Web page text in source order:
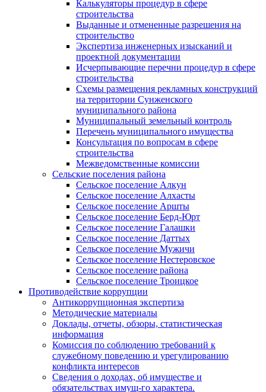
Калькуляторы процедур в сфере
строительства
Выданные и отмененные разрешения на
строительство
Экспертиза инженерных изысканий и
проектной документации
Исчерпывающие перечни процедур в сфере
строительства
Схемы размещения рекламных конструкций
на территории Сунженского
муниципального района
Муниципальный земельный контроль
Перечень муниципального имущества
Консультация по вопросам в сфере
строительства
Межведомственные комиссии
Сельские поселения района
Сельское поселение Алкун
Сельское поселение Алхасты
Сельское поселение Аршты
Сельское поселение Берд-Юрт
Сельское поселение Галашки
Сельское поселение Даттых
Сельское поселение Мужичи
Сельское поселение Нестеровское
Сельское поселение района
Сельское поселение Троицкое
Противодействие коррупции
Антикоррупционная экспертиза
Методические материалы
Доклады, отчеты, обзоры, статистическая
информация
Комиссия по соблюдению требований к
служебному поведению и урегулированию
конфликта интересов
Сведения о доходах, об имуществе и
обязательствах имущ-го характера.